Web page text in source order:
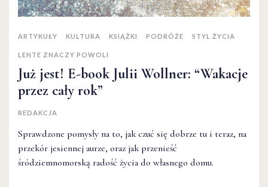
ARTYKUŁY KULTURA KSIĄŻKI PODRÓŻE STYL ŻYCIA
LENTE ZNACZY POWOLI
Już jest! E-book Julii Wollner: “Wakacje
przez cały rok”
REDAKCJA
Sprawdzone pomysły na to, jak czuć się dobrze tu i teraz, na
przekór jesiennej aurze, oraz jak przenieść
śródziemnomorską radość życia do własnego domu.